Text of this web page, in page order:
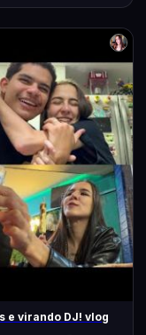
e virando DJ! vlog